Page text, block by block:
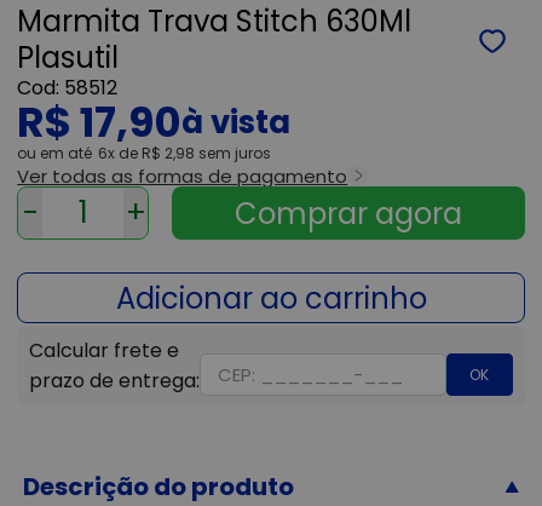
Marmita Trava Stitch 630Ml
Plasutil
58512
R$ 17,90
ou 6x de R$ 2,98 sem juros
Ver todas as formas de pagamento
- +
OK
Descrição do produto